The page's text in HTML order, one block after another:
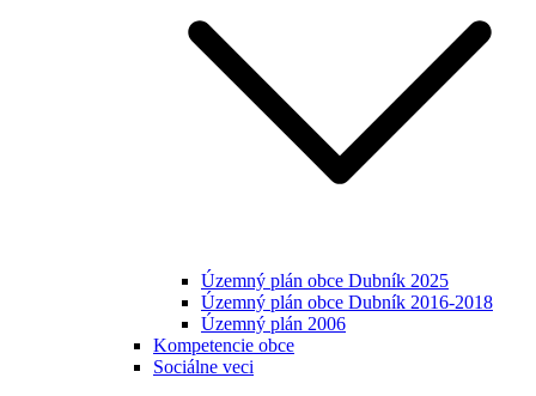
Územný plán obce Dubník 2025
Územný plán obce Dubník 2016-2018
Územný plán 2006
Kompetencie obce
Sociálne veci